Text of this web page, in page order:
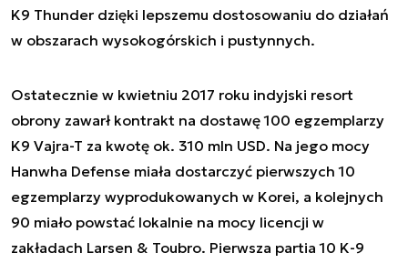
K9 Thunder dzięki lepszemu dostosowaniu do działań
w obszarach wysokogórskich i pustynnych.
Ostatecznie w kwietniu 2017 roku indyjski resort
obrony zawarł kontrakt na dostawę 100 egzemplarzy
K9 Vajra-T za kwotę ok. 310 mln USD. Na jego mocy
Hanwha Defense miała dostarczyć pierwszych 10
egzemplarzy wyprodukowanych w Korei, a kolejnych
90 miało powstać lokalnie na mocy licencji w
zakładach Larsen & Toubro. Pierwsza partia 10 K-9